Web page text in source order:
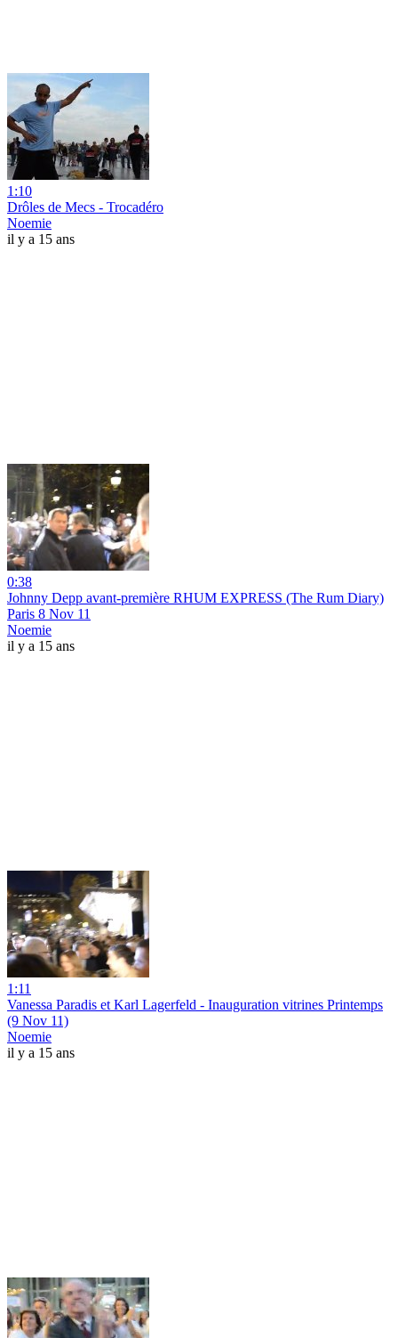
1:10
Drôles de Mecs - Trocadéro
Noemie
il y a 15 ans
0:38
Johnny Depp avant-première RHUM EXPRESS (The Rum Diary)
Paris 8 Nov 11
Noemie
il y a 15 ans
1:11
Vanessa Paradis et Karl Lagerfeld - Inauguration vitrines Printemps
(9 Nov 11)
Noemie
il y a 15 ans